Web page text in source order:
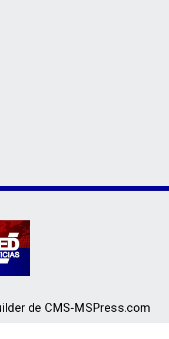
de CMS-MSPress.com